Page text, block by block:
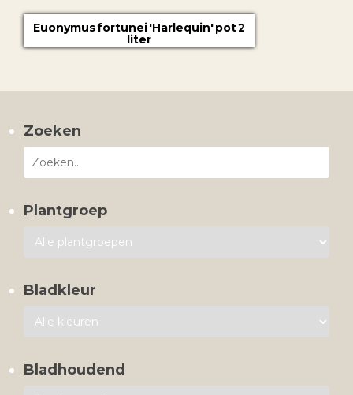
Euonymus fortunei 'Harlequin' pot 2
liter
Zoeken
Plantgroep
Bladkleur
Bladhoudend